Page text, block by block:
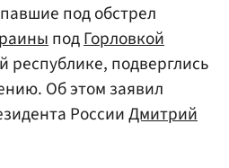
под обстрел
подГорловкой
республике, подверглись
Об этом заявил
РоссииДмитрий